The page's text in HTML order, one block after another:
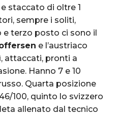
staccato di oltre 1
sempre i soliti,
e terzo posto ci sono il
e l’austriaco
attaccati, pronti a
Hanno 7 e 10
Quarta posizione
100, quinto lo svizzero
allenato dal tecnico